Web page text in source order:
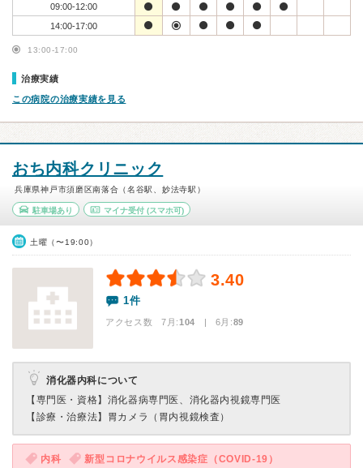
09:00-12:00
14:00-17:00
13:00-17:00
治療実績
この病院の治療実績を見る
おち内科クリニック
兵庫県神戸市須磨区南落合（名谷駅、妙法寺駅）
駐車場あり マイナ受付(スマホ可)
土曜（〜19:00）
3.40
1件
アクセス数 7月:104 | 6月:89
消化器内科について
【専門医・資格】 消化器病専門医、消化器内視鏡専門医
【診療・治療法】 胃カメラ（胃内視鏡検査）
内科
新型コロナウイルス感染症（COVID-19）